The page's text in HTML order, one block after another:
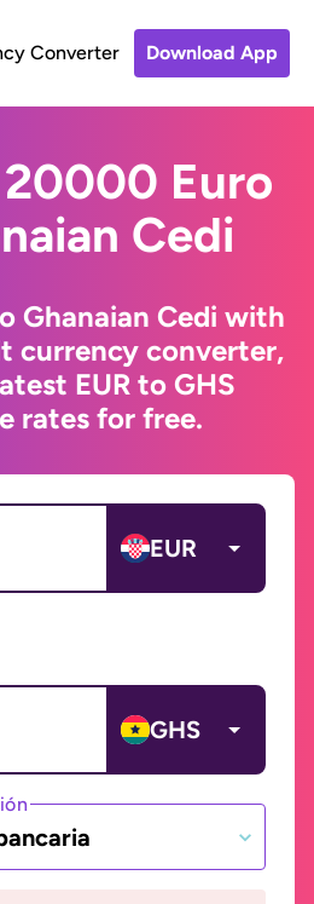
Converter Download App
Euro
Cedi
Ghanaian Cedi with
currency converter,
EUR to GHS
rates for free.
EUR
GHS